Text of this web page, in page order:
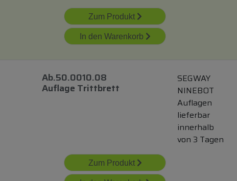
Zum Produkt
In den Warenkorb
Ab.50.0010.08
Auflage Trittbrett
SEGWAY
NINEBOT
Auflagen
lieferbar
innerhalb
von 3 Tagen
Zum Produkt